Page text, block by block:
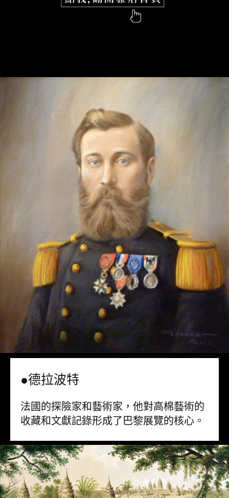
●德拉波特
法國的探險家和藝術家，他對高棉藝術的
收藏和文獻記錄形成了巴黎展覽的核心。